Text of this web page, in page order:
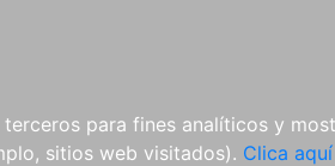
para fines analíticos y
sitios web visitados). Clica
Y EDICIONES